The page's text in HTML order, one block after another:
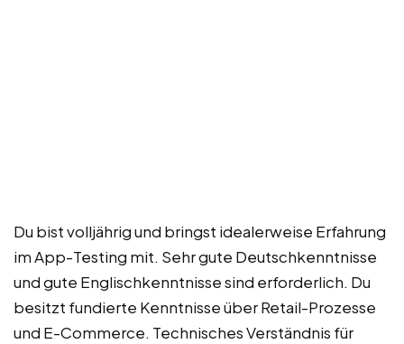
Du bist volljährig und bringst idealerweise Erfahrung
im App-Testing mit. Sehr gute Deutschkenntnisse
und gute Englischkenntnisse sind erforderlich. Du
besitzt fundierte Kenntnisse über Retail-Prozesse
und E-Commerce. Technisches Verständnis für